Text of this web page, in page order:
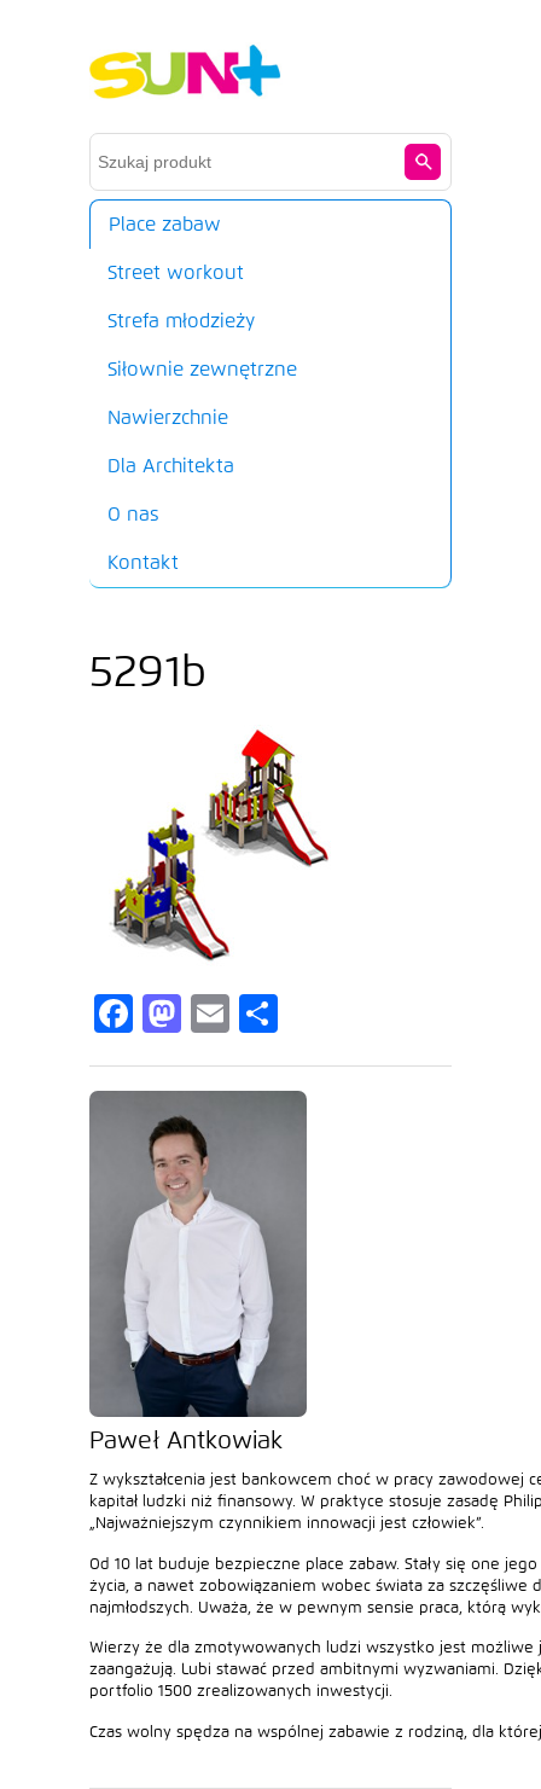
Place zabaw
Street workout
Strefa młodzieży
Siłownie zewnętrzne
Nawierzchnie
Dla Architekta
O nas
Kontakt
5291b
Facebook
Mastodon
Email
Paweł Antkowiak
Z wykształcenia jest bankowcem choć w pracy zawodowej
kapitał ludzki niż finansowy. W praktyce stosuje zasadę
„Najważniejszym czynnikiem innowacji jest człowiek”.
Od 10 lat buduje bezpieczne place zabaw. Stały się one jego
życia, a nawet zobowiązaniem wobec świata za szczęśliwe
najmłodszych. Uważa, że w pewnym sensie praca, którą
Wierzy że dla zmotywowanych ludzi wszystko jest możliwe
zaangażują. Lubi stawać przed ambitnymi wyzwaniami.
portfolio 1500 zrealizowanych inwestycji.
Czas wolny spędza na wspólnej zabawie z rodziną, dla